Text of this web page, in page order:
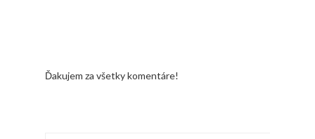
Ďakujem za všetky komentáre!